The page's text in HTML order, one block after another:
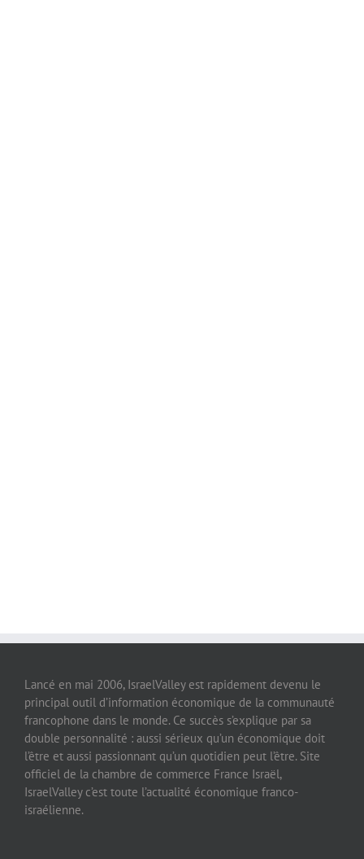
Lancé en mai 2006, IsraelValley est rapidement devenu le
principal outil d’information économique de la communauté
francophone dans le monde. Ce succès s’explique par sa
double personnalité : aussi sérieux qu’un économique doit
l’être et aussi passionnant qu’un quotidien peut l’être. Site
officiel de la chambre de commerce France Israël,
IsraelValley c’est toute l’actualité économique franco-
israélienne.